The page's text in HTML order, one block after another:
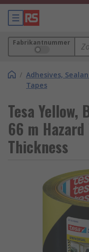
Fabrikantnummer
/ Adhesives,
Tapes
Tesa
66 m
Thickness